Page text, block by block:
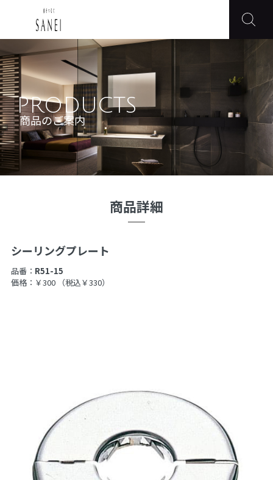
PRODUCTS
商品のご案内
商品詳細
シーリングプレート
品番： R51-15
価格：￥300
（税込￥330）